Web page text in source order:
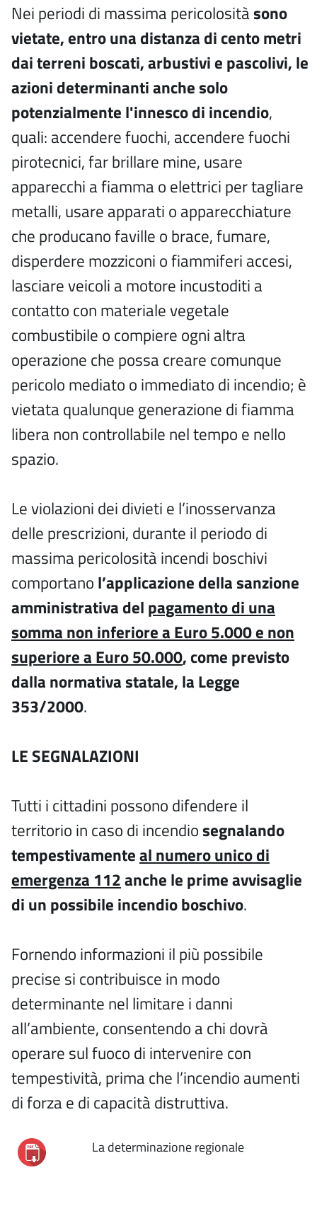
Nei periodi di massima pericolositàsono
vietate, entro una distanza di cento metri
dai terreni boscati, arbustivi e pascolivi, le
azioni determinanti anche solo
potenzialmente l'innesco di incendio,
quali: accendere fuochi, accendere fuochi
pirotecnici, far brillare mine, usare
apparecchi a fiamma o elettrici per tagliare
metalli, usare apparati o apparecchiature
che producano faville o brace, fumare,
disperdere mozziconi o fiammiferi accesi,
lasciare veicoli a motore incustoditi a
contatto con materiale vegetale
combustibile o compiere ogni altra
operazione che possa creare comunque
pericolo mediato o immediato di incendio; è
vietata qualunque generazione di fiamma
libera non controllabile nel tempo e nello
spazio.
Le violazioni dei divieti e l’inosservanza
delle prescrizioni, durante il periodo di
massima pericolosità incendi boschivi
comportano l’applicazione della sanzione
amministrativa del pagamento di una
somma non inferiore a Euro 5.000 e non
superiore a Euro 50.000, come previsto
dalla normativa statale, la Legge
353/2000.
LE SEGNALAZIONI
Tutti i cittadini possono difendere il
territorio in caso di incendiosegnalando
tempestivamenteal numero unico di
emergenza 112anche le prime avvisaglie
di un possibile incendio boschivo.
Fornendo informazioni il più possibile
precise si contribuisce in modo
determinante nel limitare i danni
all’ambiente, consentendo a chi dovrà
operare sul fuoco di intervenire con
tempestività, prima che l’incendio aumenti
di forza e di capacità distruttiva.
La determinazione regionale